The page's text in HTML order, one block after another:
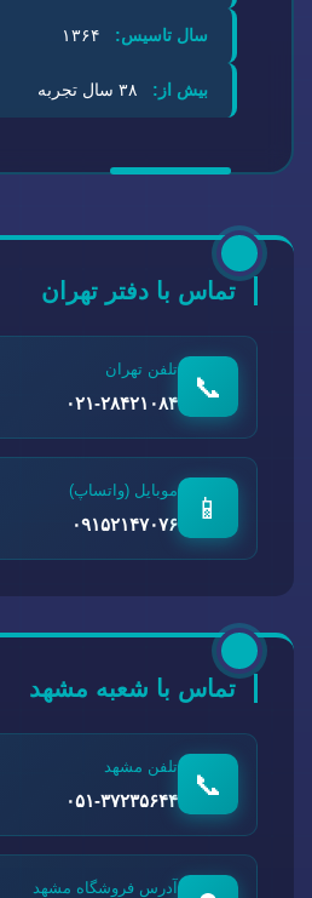
سال تاسیس:
بیش از:
تماس با دفتر تهران
📞
تلفن تهران
۰۲۱-۲۸۴۲۱۰۸۴
📱
موبایل (واتساپ)
۰۹۱۵۲۱۴۷۰۷۶
تماس با شعبه مشهد
📞
تلفن مشهد
۰۵۱-۳۷۲۳۵۶۴۴
آدرس فروشگاه مشهد